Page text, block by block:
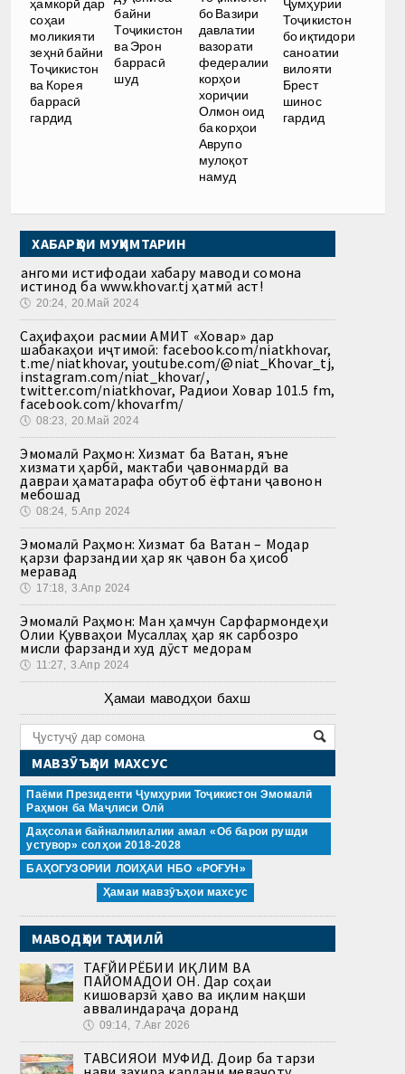
ҳамкорӣ дар
соҳаи
моликияти
зеҳнӣ байни
Тоҷикистон
ва Корея
баррасӣ
гардид
байни
Тоҷикистон
ва Эрон
баррасӣ
шуд
бо Вазири
давлатии
вазорати
федералии
корҳои
хориҷии
Олмон оид
ба корҳои
Аврупо
мулоқот
намуд
Ҷумҳурии
Тоҷикистон
бо иқтидори
саноатии
вилояти
Брест
шинос
гардид
ХАБАРҲОИ МУҲИМТАРИН
Ҳангоми истифодаи хабару маводи сомона
истинод ба www.khovar.tj ҳатмӣ аст!
🕔 20:24, 20.Май 2024
Саҳифаҳои расмии АМИТ «Ховар» дар
шабакаҳои иҷтимоӣ: facebook.com/niatkhovar,
t.me/niatkhovar, youtube.com/@niat_Khovar_tj,
instagram.com/niat_khovar/,
twitter.com/niatkhovar, Радиои Ховар 101.5 fm,
facebook.com/khovarfm/
🕔 08:23, 20.Май 2024
Эмомалӣ Раҳмон: Хизмат ба Ватан, яъне
хизмати ҳарбӣ, мактаби ҷавонмардӣ ва
давраи ҳаматарафа обутоб ёфтани ҷавонон
мебошад
🕔 08:24, 5.Апр 2024
Эмомалӣ Раҳмон: Хизмат ба Ватан – Модар
қарзи фарзандии ҳар як ҷавон ба ҳисоб
меравад
🕔 17:18, 3.Апр 2024
Эмомалӣ Раҳмон: Ман ҳамчун Сарфармондеҳи
Олии Қувваҳои Мусаллаҳ ҳар як сарбозро
мисли фарзанди худ дӯст медорам
🕔 11:27, 3.Апр 2024
Ҳамаи маводҳои бахш
МАВЗӮЪҲОИ МАХСУС
Паёми Президенти Ҷумҳурии Тоҷикистон Эмомалӣ
Раҳмон ба Маҷлиси Олӣ
Даҳсолаи байналмилалии амал «Об барои рушди
устувор» солҳои 2018-2028
БАҲОГУЗОРИИ ЛОИҲАИ НБО «РОҒУН»
Ҳамаи мавзӯъҳои махсус
МАВОДҲОИ ТАҲЛИЛӢ
ТАҒЙИРЁБИИ ИҚЛИМ ВА
ПАЙОМАДҲОИ ОН. Дар соҳаи
кишоварзӣ ҳаво ва иқлим нақши
аввалиндараҷа доранд
🕔 09:14, 7.Авг 2026
ТАВСИЯҲОИ МУФИД. Доир ба тарзи